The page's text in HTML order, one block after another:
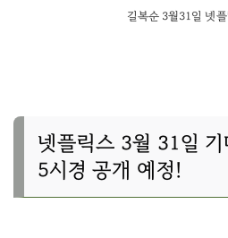
길복순 3월31일 넷
넷플릭스 3월 31일
5시경 공개 예정!